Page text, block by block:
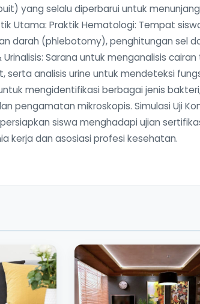
yang selalu diperbarui untuk menunjang
Utama: Praktik Hematologi: Tempat
darah (phlebotomy), penghitungan sel
Sarana untuk menganalisis cairan
analisis urine untuk mendeteksi
mengidentifikasi berbagai jenis
pengamatan mikroskopis. Simulasi Uji
siswa menghadapi ujian
kerja dan asosiasi profesi kesehatan.